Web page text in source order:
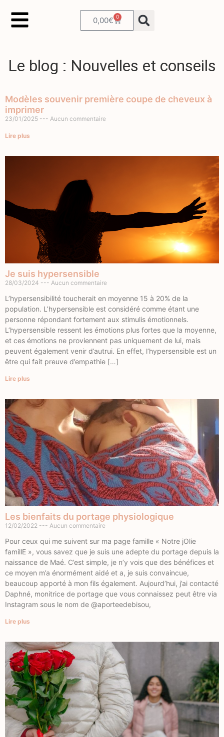
0,00€ 0
Le blog : Nouvelles et conseils
Modèles souvenir première coupe de cheveux à
imprimer
23/01/2025 Aucun commentaire
Lire plus
Je suis hypersensible
28/03/2024 Aucun commentaire
L’hypersensibilité toucherait en moyenne 15 à 20% de la
population. L’hypersensible est considéré comme étant une
personne répondant fortement aux stimulis émotionnels.
L’hypersensible ressent les émotions plus fortes que la moyenne,
et ces émotions ne proviennent pas uniquement de lui, mais
peuvent également venir d’autrui. En effet, l’hypersensible est un
être qui fait preuve d’empathie […]
Lire plus
Les bienfaits du portage physiologique
12/02/2022 Aucun commentaire
Pour ceux qui me suivent sur ma page famille « Notre jOlie
famillE », vous savez que je suis une adepte du portage depuis la
naissance de Maé. C’est simple, je n’y vois que des bénéfices et
ce moyen m’a énormément aidé et a, je suis convaincue,
beaucoup apporté à mon fils également. Aujourd’hui, j’ai contacté
Daphné, monitrice de portage que vous connaissez peut être via
Instagram sous le nom de @aporteedebisou,
Lire plus